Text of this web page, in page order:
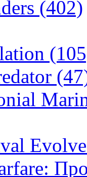
(402)